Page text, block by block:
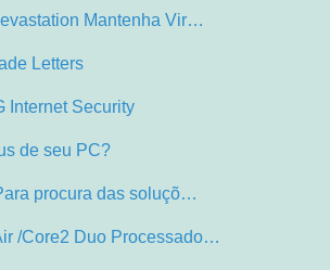
Mantenha Vir…
Letters
Internet Security
de seu PC?
procura das soluçõ…
/Core2 Duo Processado…